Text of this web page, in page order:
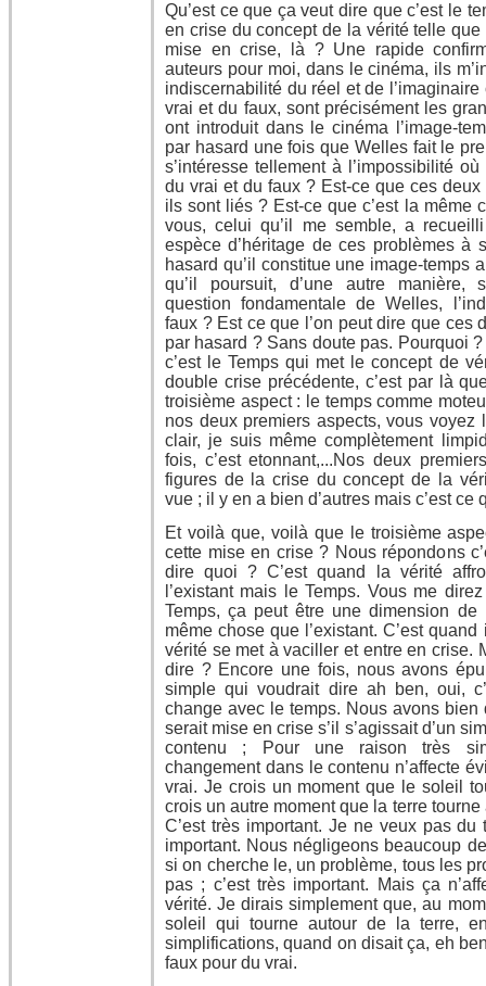
Qu’est ce que ça veut dire que c’est le
en crise du concept de la vérité telle
mise en crise, là ? Une rapide
auteurs pour moi, dans le cinéma, ils
indiscernabilité du réel et de
vrai et du faux, sont précisément les
ont introduit dans le cinéma l’image-
par hasard une fois que Welles fait le
s’intéresse tellement à l’impossibilité
du vrai et du faux ? Est-ce que ces
ils sont liés ? Est-ce que c’est la même
vous, celui qu’il me semble, a
espèce d’héritage de ces problèmes à
hasard qu’il constitue une image-temps
qu’il poursuit, d’une autre manière,
question fondamentale de Welles,
faux ? Est ce que l’on peut dire que ces
par hasard ? Sans doute pas. Pourquoi
c’est le Temps qui met le concept de
double crise précédente, c’est par là
troisième aspect : le temps comme
nos deux premiers aspects, vous
clair, je suis même complètement
fois, c’est etonnant,...Nos deux
figures de la crise du concept de la
vue ; il y en a bien d’autres mais c’est ce
Et voilà que, voilà que le troisième
cette mise en crise ? Nous répondons
dire quoi ? C’est quand la vérité
l’existant mais le Temps. Vous me
Temps, ça peut être une dimension de
même chose que l’existant. C’est
vérité se met à vaciller et entre en crise.
dire ? Encore une fois, nous avons
simple qui voudrait dire ah ben, oui,
change avec le temps. Nous avons
serait mise en crise s’il s’agissait d’un
contenu ; Pour une raison très
changement dans le contenu n’affecte
vrai. Je crois un moment que le soleil
crois un autre moment que la terre
C’est très important. Je ne veux pas du
important. Nous négligeons beaucoup
si on cherche le, un problème, tous les
pas ; c’est très important. Mais ça
vérité. Je dirais simplement que, au
soleil qui tourne autour de la terre,
simplifications, quand on disait ça, eh
faux pour du vrai.